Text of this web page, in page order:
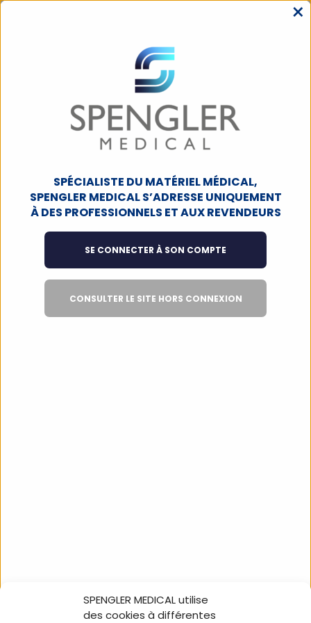
SPENGLER MEDICAL utilise
des cookies à différentes
TÉLÉPHONIE ET ASSISTANCE MOBILE COMPACT
Mobile Compact
Filtres produit
SUR COMMANDE
NOUS SUIVRE
SPÉCIALISTE DU MATÉRIEL MÉDICAL,
SPENGLER MEDICAL S’ADRESSE UNIQUEMENT
À DES PROFESSIONNELS ET AUX REVENDEURS
SE CONNECTER À SON COMPTE
CONSULTER LE SITE HORS CONNEXION
×